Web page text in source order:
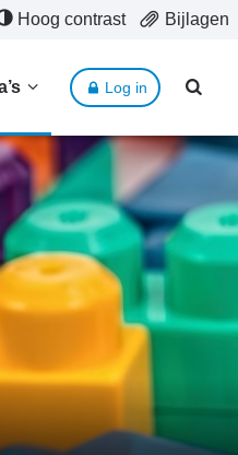
Hoog contrast Bijlagen
Log in